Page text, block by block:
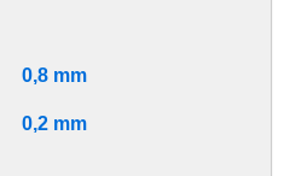
0,8 mm
0,2 mm